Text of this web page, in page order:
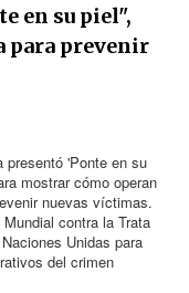
en su piel",
para prevenir
presentó 'Ponte en su
mostrar cómo operan
nuevas víctimas.
contra la Trata
Unidas para
del crimen